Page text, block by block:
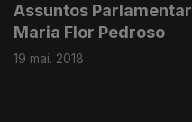
Assuntos
Maria Flor Pedroso
19 mai. 2018